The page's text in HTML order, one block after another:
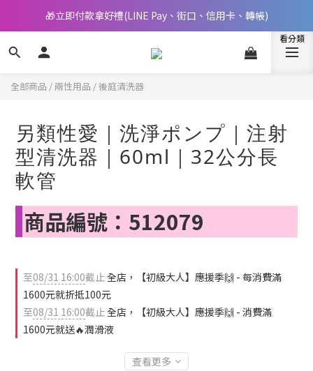
📢 邀您立即享樂，現在加入會員就送🪙80元購物金
🎁立即付款拿好禮(LINE Pay、街口、信用卡、轉帳)
📢 邀您立即享樂，現在加入會員就送🪙80元購物金
全部商品 / 兩性用品 /後庭清洗器
另類性愛｜洗淨ポンプ｜注射
型清洗器｜60ml｜32公分長
軟管
商品編號：512079
至08/31 16:00截止全店，【初級大人】應援季🙌 - 每消費滿
1600元就折抵100元
至08/31 16:00截止全店，【初級大人】應援季🙌 - 消費滿
1600元就送🔥潤滑液
查看更多